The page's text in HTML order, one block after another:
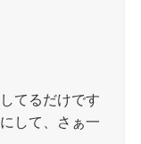
てるだけです
して、さぁ一